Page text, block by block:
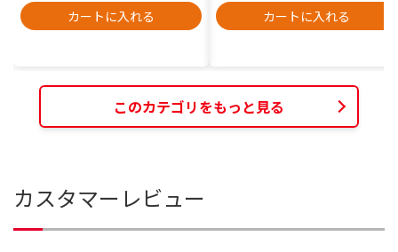
カートに入れる カートに入れる
このカテゴリをもっと見る
カスタマーレビュー